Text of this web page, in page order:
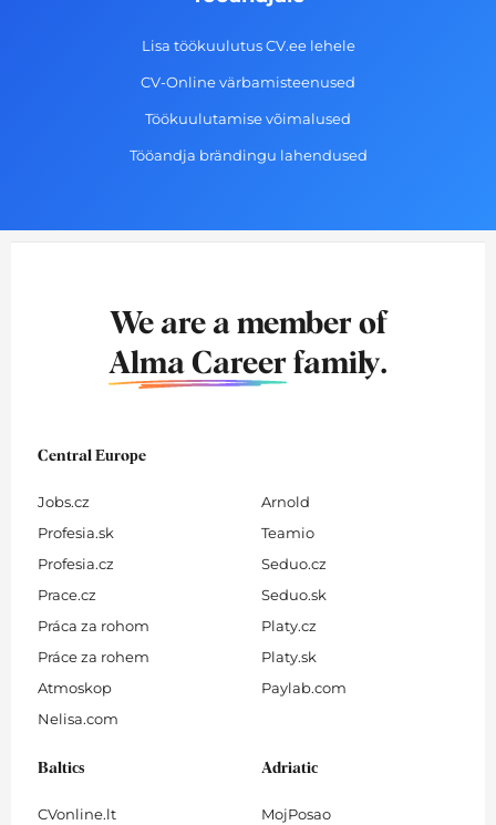
Lisa töökuulutus CV.ee lehele
CV-Online värbamisteenused
Töökuulutamise võimalused
Tööandja brändingu lahendused
We are a member of
Alma Career family.
Central Europe
Jobs.cz
Profesia.sk
Profesia.cz
Prace.cz
Práca za rohom
Práce za rohem
Atmoskop
Nelisa.com
Arnold
Teamio
Seduo.cz
Seduo.sk
Platy.cz
Platy.sk
Paylab.com
Baltics
CVonline.lt
Adriatic
MojPosao